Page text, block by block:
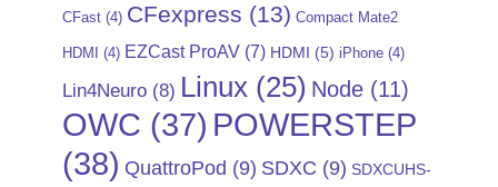
CFast (4) CFexpress (13) Compact Mate2
HDMI (4) EZCast ProAV (7) HDMI (5) iPhone (4)
Lin4Neuro (8) Linux (25) Node (11)
OWC (37) POWERSTEP
(38) QuattroPod (9) SDXC (9) SDXCUHS-